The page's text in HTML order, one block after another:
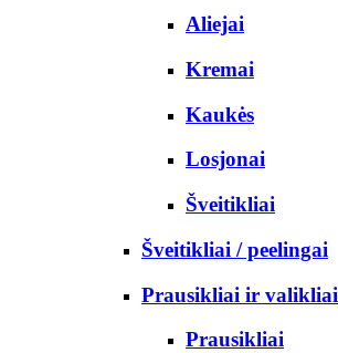
Aliejai
Kremai
Kaukės
Losjonai
Šveitikliai
Šveitikliai / peelingai
Prausikliai ir valikliai
Prausikliai